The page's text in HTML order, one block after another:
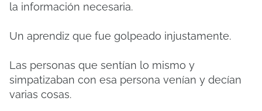
la información necesaria.
Un aprendiz que fue golpeado injustamente.
Las personas que sentían lo mismo y
simpatizaban con esa persona venían y decían
varias cosas.